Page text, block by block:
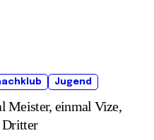
Jugend
Meister, einmal Vize,